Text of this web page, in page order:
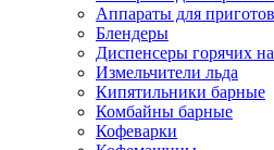
Аппараты для
Блендеры
Диспенсеры горячих
Измельчители льда
Кипятильники барные
Комбайны барные
Кофеварки